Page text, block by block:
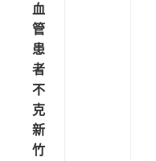
血
管
患
者
不
克
新
竹